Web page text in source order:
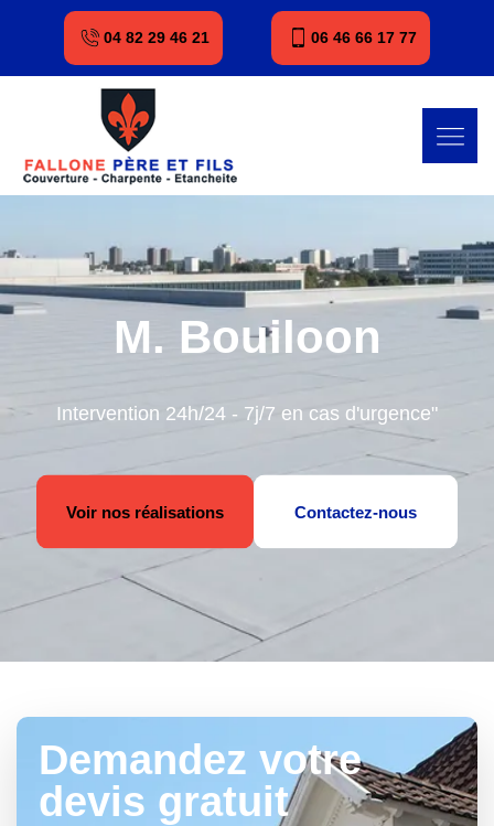
04 82 29 46 21 06 46 66 17 77
M. Bouiloon
Intervention 24h/24 - 7j/7 en cas d'urgence"
Voir nos réalisations Contactez-nous
Demandez votre
devis gratuit